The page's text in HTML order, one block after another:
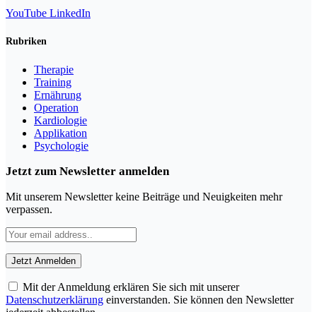
YouTube LinkedIn
Rubriken
Therapie
Training
Ernährung
Operation
Kardiologie
Applikation
Psychologie
Jetzt zum Newsletter anmelden
Mit unserem Newsletter keine Beiträge und Neuigkeiten mehr
verpassen.
Mit der Anmeldung erklären Sie sich mit unserer
Datenschutzerklärung einverstanden. Sie können den Newsletter